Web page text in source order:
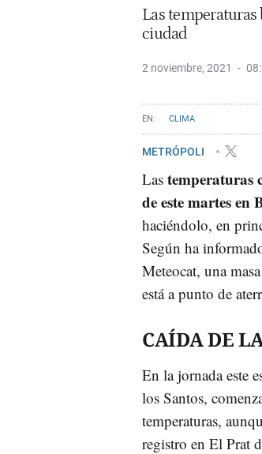
Las temperaturas
ciudad
2 noviembre, 2021
CLIMA
METRÓPOLI
Las temperaturas
de este martes en
haciéndolo, en
Según ha
Meteocat, una
está a punto de
CAÍDA DE
En la jornada este
los Santos,
temperaturas,
registro en El Prat